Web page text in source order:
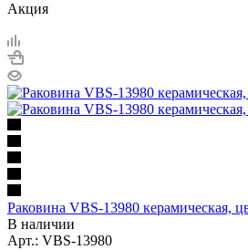
Акция
Раковина VBS-13980 керамическая,
В наличии
Арт.: VBS-13980